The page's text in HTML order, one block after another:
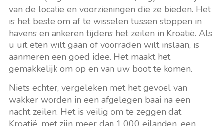
van de locatie en voorzieningen die ze bieden. Het
is het beste om af te wisselen tussen stoppen in
havens en ankeren tijdens het zeilen in Kroatië. Als
u uit eten wilt gaan of voorraden wilt inslaan, is
aanmeren een goed idee. Het maakt het
gemakkelijk om op en van uw boot te komen.
Niets echter, vergeleken met het gevoel van
wakker worden in een afgelegen baai na een
nacht zeilen. Het is veilig om te zeggen dat